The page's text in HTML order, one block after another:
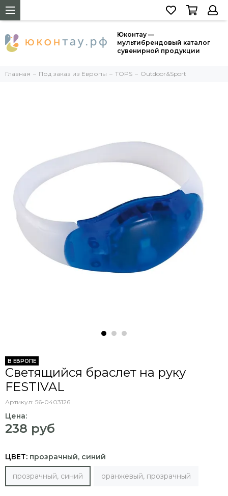
Юконтау —
мультибрендовый каталог
сувенирной продукции
Главная Под заказ из Европы TOPS Outdoor&Sport
В ЕВРОПЕ
Светящийся браслет на руку
FESTIVAL
Артикул: 56-0403126
Цена:
238 руб
ЦВЕТ: прозрачный, синий
прозрачный, синий оранжевый, прозрачный